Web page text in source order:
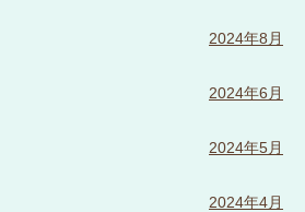
2024年8月
2024年6月
2024年5月
2024年4月